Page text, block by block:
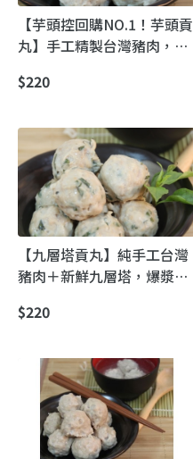
【芋頭控回購NO.1！芋頭貢
丸】手工精製台灣豬肉，芋
是滿滿幸福感
$220
【九層塔貢丸】純手工台灣
豬肉＋新鮮九層塔，爆漿多
備！
$220